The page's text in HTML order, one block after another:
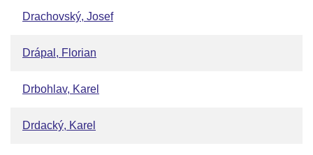
Drachovský, Josef
Drápal, Florian
Drbohlav, Karel
Drdacký, Karel